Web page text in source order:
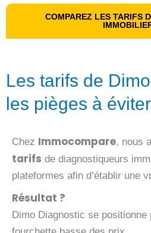
COMPAREZ LES TARIFS
Les tarifs de
les pièges à éviter
Chez Immocompare, nous
tarifs de diagnostiqueurs
plateformes afin d’établir une
Résultat ?
Dimo Diagnostic se positionne